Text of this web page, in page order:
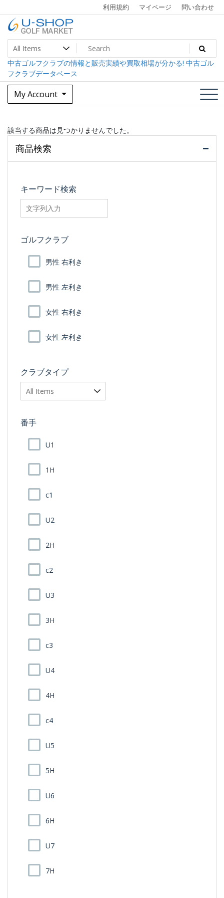
to
content
利用規約 マイページ 問い合わせ
U-SHOP Golf Market dev
中古ゴルフクラブ最大級！U-SHOPゴルフマーケット
中古ゴルフクラブの情報と販売実績や買取相場が分かる! 中古ゴル
フクラブデータベース
My Account
該当する商品は見つかりませんでした。
商品検索
キーワード検索
searchfilter_pro
ゴルフクラブ
男性 右利き
男性 左利き
女性 右利き
女性 左利き
クラブタイプ
番手
U1
1H
c1
U2
2H
c2
U3
3H
c3
U4
4H
c4
U5
5H
U6
6H
U7
7H